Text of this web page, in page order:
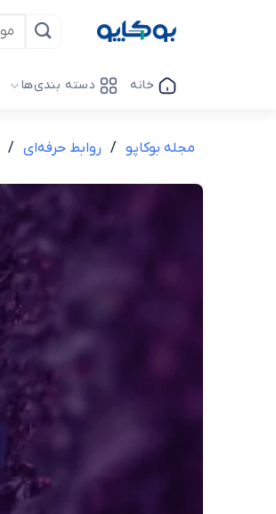
خانه دسته بندی‌ها
مجله بوکاپو / روابط حرفه‌ای /